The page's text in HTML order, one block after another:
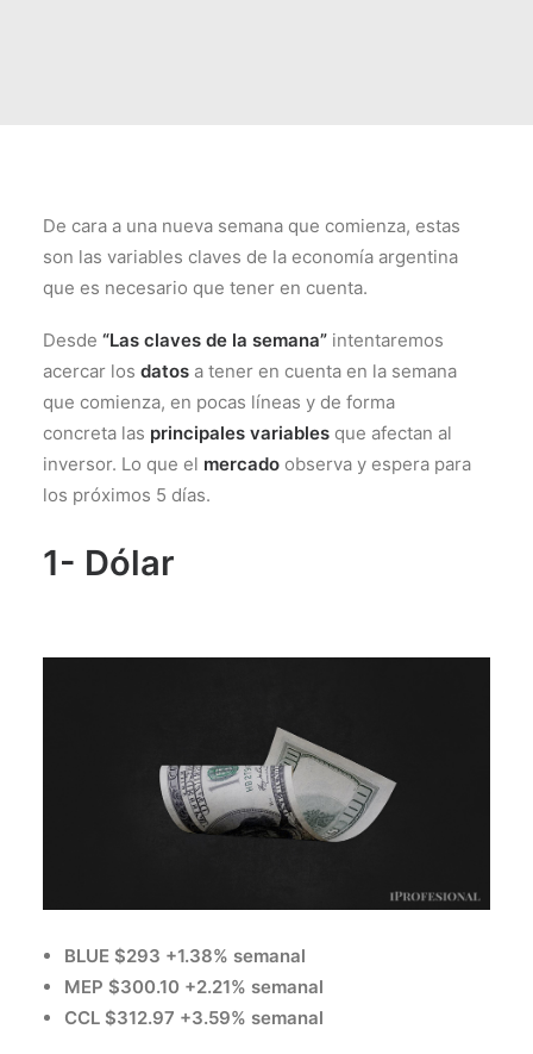
De cara a una nueva semana que comienza, estas
son las variables claves de la economía argentina
que es necesario que tener en cuenta.
Desde “Las claves de la semana” intentaremos
acercar los datos a tener en cuenta en la semana
que comienza, en pocas líneas y de forma
concreta las principales variables que afectan al
inversor. Lo que el mercado observa y espera para
los próximos 5 días.
1- Dólar
BLUE $293 +1.38% semanal
MEP $300.10 +2.21% semanal
CCL $312.97 +3.59% semanal